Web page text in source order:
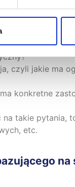
algorytm?
trenowania?
czyli jakie ma
konkretne
takie pytania,
etc.